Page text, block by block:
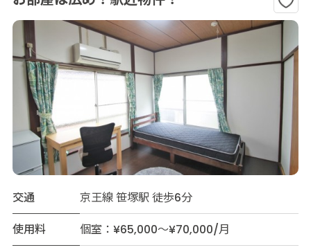
交通
京王線 笹塚駅 徒歩6分
使用料
個室：¥65,000～¥70,000/月